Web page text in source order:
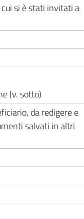
si è stati invitati a
(v. sotto)
da redigere e
salvati in altri